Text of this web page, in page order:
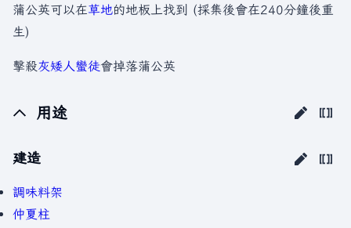
蒲公英可以在草地的地板上找到 (採集後會在240分鐘後重
生)
擊殺灰矮人蠻徒會掉落蒲公英
用途
建造
調味料架
仲夏柱